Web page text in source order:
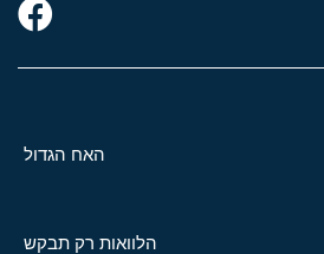
האח הגדול
הלוואות רק תבקש